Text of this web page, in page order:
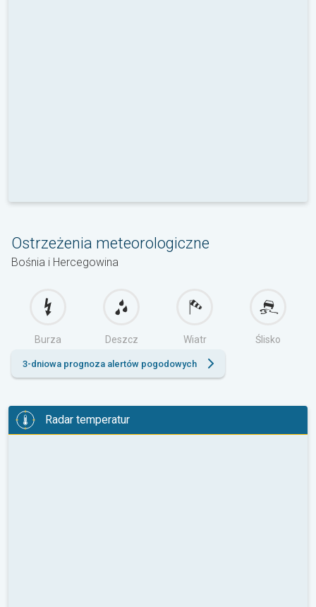
Ostrzeżenia meteorologiczne
Bośnia i Hercegowina
Burza Deszcz Wiatr Ślisko
3-dniowa prognoza alertów pogodowych
Radar temperatur